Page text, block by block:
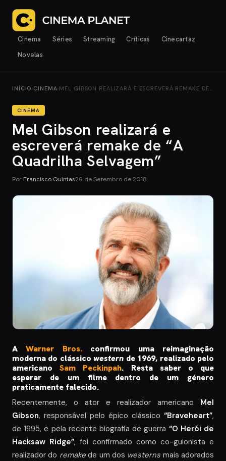
Cinema Séries Streaming Críticas
Cinecartaz
Novelas
INÍCIO› CINEMA› MEL GIBSON REALIZARÁ E ESCREVERÁ REMAKE DE…
CINEMA
Mel Gibson realizará e
escreverá remake de “A
Quadrilha Selvagem”
Por Francisco Quintas26 de Setembro de 2018
AWarner Bros.confirmou uma reimaginação
moderna do clássicowestern de 1969, realizado pelo
americanoSam Peckinpah. Resta saber o que
esperar de um filme dentro de um género
praticamente falecido.
Recentemente, o ator e realizador americano Mel
Gibson, responsável pelo épico clássico “Braveheart”,
de 1995, e pela recente biografia de guerra “O Herói de
Hacksaw Ridge”, foi confirmado como co-guionista e
realizador do remakede um dos westerns mais adorados